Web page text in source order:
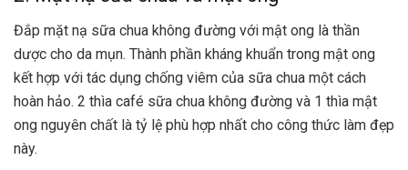
Đắp mặt nạ sữa chua không đường với mật ong là thần
dược cho da mụn. Thành phần kháng khuẩn trong mật ong
kết hợp với tác dụng chống viêm của sữa chua một cách
hoàn hảo. 2 thìa café sữa chua không đường và 1 thìa mật
ong nguyên chất là tỷ lệ phù hợp nhất cho công thức làm đẹp
này.